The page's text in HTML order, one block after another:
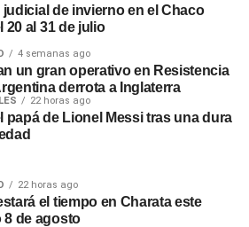
judicial de invierno en el Chaco
20 al 31 de julio
4 semanas ago
un gran operativo en Resistencia
derrota a Inglaterra
22 horas ago
papá de Lionel Messi tras una dura
22 horas ago
el tiempo en Charata este
8 de agosto